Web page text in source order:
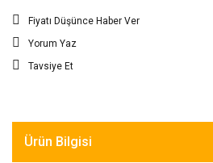
Fiyatı Düşünce Haber Ver
Yorum Yaz
Tavsiye Et
Ürün Bilgisi